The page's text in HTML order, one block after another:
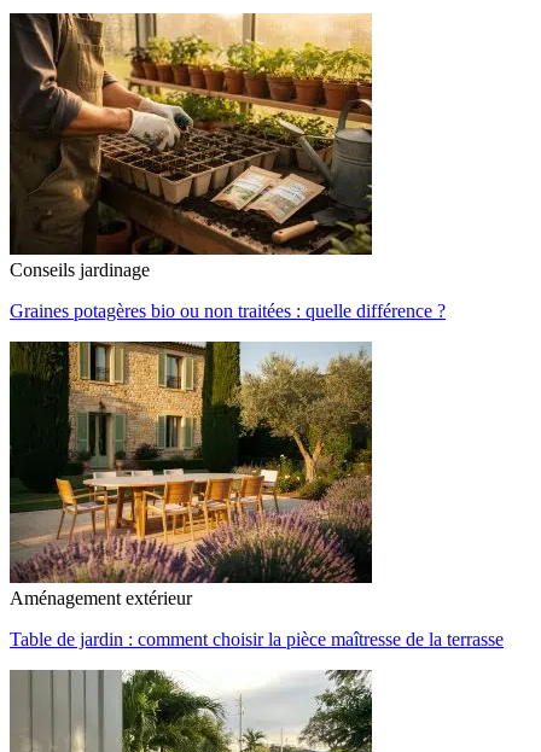
Conseils jardinage
Graines potagères bio ou non traitées : quelle différence ?
Aménagement extérieur
Table de jardin : comment choisir la pièce maîtresse de la terrasse